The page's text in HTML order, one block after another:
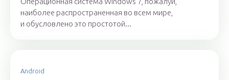
наиболее распространенная во всем мире,
и обусловлено это простотой...
Android